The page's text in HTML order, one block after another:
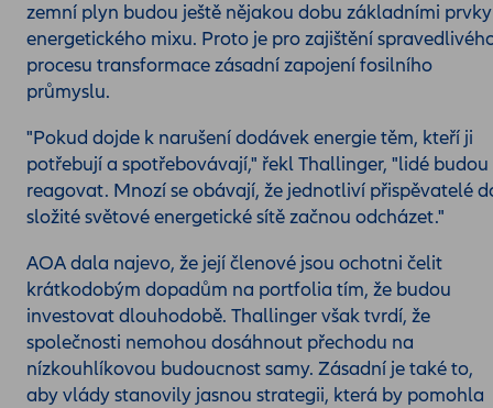
zemní plyn budou ještě nějakou dobu základními prvky
energetického mixu. Proto je pro zajištění
procesu transformace zásadní zapojení fosilního
průmyslu.
"Pokud dojde k narušení dodávek energie těm, kteří ji
potřebují a spotřebovávají," řekl Thallinger, "lidé budou
reagovat. Mnozí se obávají, že jednotliví přispěvatelé
složité světové energetické sítě začnou odcházet."
AOA dala najevo, že její členové jsou ochotni čelit
krátkodobým dopadům na portfolia tím, že budou
investovat dlouhodobě. Thallinger však tvrdí, že
společnosti nemohou dosáhnout přechodu na
nízkouhlíkovou budoucnost samy. Zásadní je také to,
aby vlády stanovily jasnou strategii, která by pomohla